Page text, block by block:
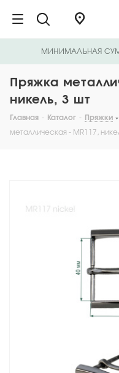
МИНИМАЛЬНАЯ
Пряжка
никель, 3 шт
Главная - Каталог - Пряжки
металлическая - MR117,